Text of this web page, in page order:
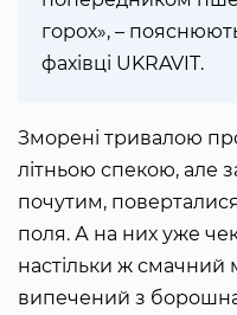
горох», –
фахівці UKRAVIT.
Зморені тривалою
літньою спекою, але
почутим,
поля. А на них уже
настільки ж смачний
випечений з